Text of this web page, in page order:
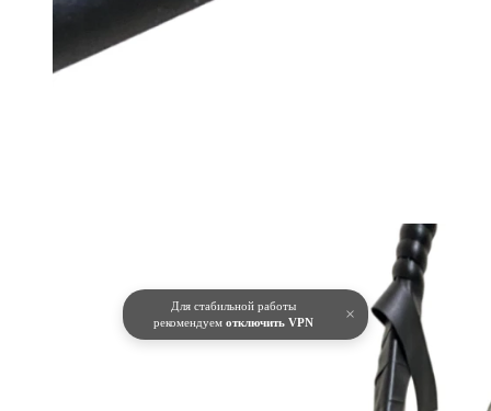
Для стабильной работы
рекомендуем отключить VPN ×